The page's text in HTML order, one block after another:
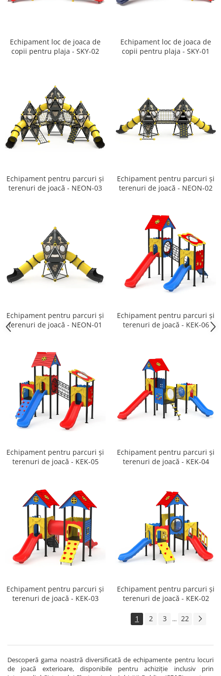
Ghivece de exterior
Stalpi camere video
Stalpi / bolarzi de delimitare
Tomberoane si Pubele de Gunoi
Magazie pubele / tomberoane
gunoi
Mobilier urban DIZABILITATI
Echipament loc de joaca de
copii pentru plaja - SKY-02
Echipament loc de joaca de
copii pentru plaja - SKY-01
Echipament pentru parcuri și
terenuri de joacă - NEON-03
Echipament pentru parcuri și
terenuri de joacă - NEON-02
Echipament pentru parcuri și
terenuri de joacă - NEON-01
Echipament pentru parcuri și
terenuri de joacă - KEK-06
Echipament pentru parcuri și
terenuri de joacă - KEK-05
Echipament pentru parcuri și
terenuri de joacă - KEK-04
Echipament pentru parcuri și
terenuri de joacă - KEK-03
Echipament pentru parcuri și
terenuri de joacă - KEK-02
1 2 3 ... 22
Descoperă gama noastră diversificată de echipamente pentru locuri
de joacă exterioare, disponibile pentru achiziție inclusiv prin